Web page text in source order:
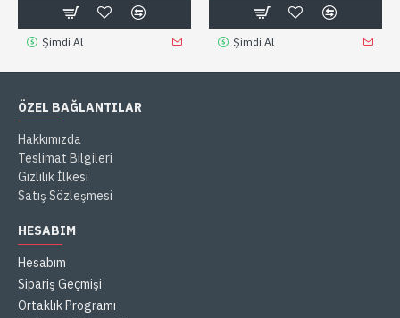
Şimdi Al Şimdi Al
ÖZEL BAĞLANTILAR
Hakkımızda
Teslimat Bilgileri
Gizlilik İlkesi
Satış Sözleşmesi
HESABIM
Hesabım
Sipariş Geçmişi
Ortaklık Programı